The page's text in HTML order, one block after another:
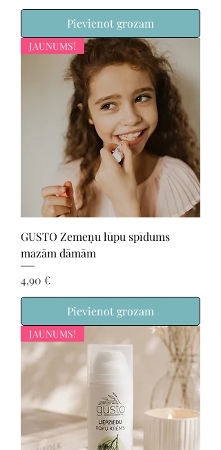
Pievienot grozam
JAUNUMS!
GUSTO Zemeņu lūpu spīdums
mazām dāmām
Cena
4,90 €
Pievienot grozam
JAUNUMS!